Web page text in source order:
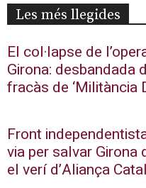
Les més llegides
El col·lapse de
Girona: desbandada
fracàs de ‘Militància
Front
via per salvar Girona
el verí d’Aliança